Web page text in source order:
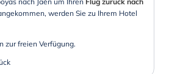
werden Sie zu Ihrem Hotel
zur freien Verfügung.